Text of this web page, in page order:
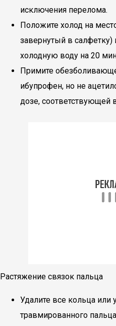
исключения перелома.
Положите холод на
завернутый в салфетку)
холодную воду на 20
Примите
ибупрофен, но не
дозе, соответствующей
Растяжение связок пальца
Удалите все кольца или
травмированного